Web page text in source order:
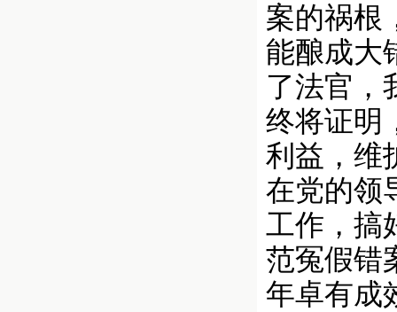
案的祸根
能酿成大
了法官，
终将证明
利益，维
在党的领
工作，搞
范冤假错
年卓有成